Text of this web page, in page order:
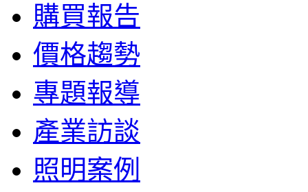
購買報告
價格趨勢
專題報導
產業訪談
照明案例